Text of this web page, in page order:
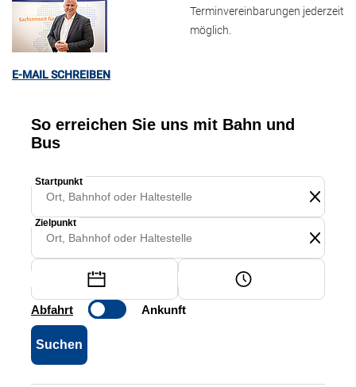
E-MAIL SCHREIBEN
Terminvereinbarungen jederzeit
möglich.